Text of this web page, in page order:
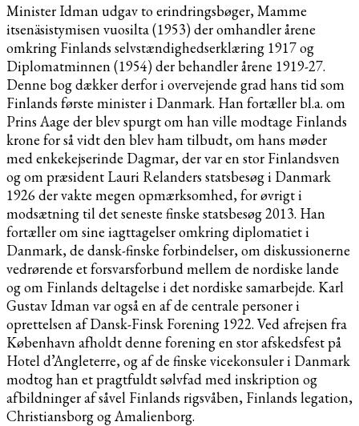
Minister Idman udgav to erindringsbøger, Mamme
itsenäsistymisen vuosilta (1953) der omhandler årene
omkring Finlands selvstændighedserklæring 1917 og
Diplomatminnen (1954) der behandler årene 1919-27.
Denne bog dækker derfor i overvejende grad hans tid som
Finlands første minister i Danmark. Han fortæller bl.a. om
Prins Aage der blev spurgt om han ville modtage Finlands
krone for så vidt den blev ham tilbudt, om hans møder
med enkekejserinde Dagmar, der var en stor Finlandsven
og om præsident Lauri Relanders statsbesøg i Danmark
1926 der vakte megen opmærksomhed, for øvrigt i
modsætning til det seneste finske statsbesøg 2013. Han
fortæller om sine iagttagelser omkring diplomatiet i
Danmark, de dansk-finske forbindelser, om diskussionerne
vedrørende et forsvarsforbund mellem de nordiske lande
og om Finlands deltagelse i det nordiske samarbejde. Karl
Gustav Idman var også en af de centrale personer i
oprettelsen af Dansk-Finsk Forening 1922. Ved afrejsen fra
København afholdt denne forening en stor afskedsfest på
Hotel d’Angleterre, og af de finske vicekonsuler i Danmark
modtog han et pragtfuldt sølvfad med inskription og
afbildninger af såvel Finlands rigsvåben, Finlands legation,
Christiansborg og Amalienborg.